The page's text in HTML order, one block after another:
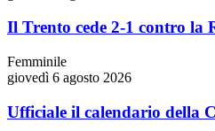
Il Trento cede 2-1 contro la
Femminile
giovedì 6 agosto 2026
Ufficiale il calendario della